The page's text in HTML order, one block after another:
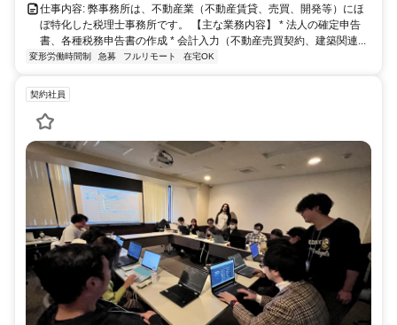
仕事内容: 弊事務所は、不動産業（不動産賃貸、売買、開発等）にほ
ぼ特化した税理士事務所です。 【主な業務内容】 * 法人の確定申告
書、各種税務申告書の作成 * 会計入力（不動産売買契約、建築関連...
変形労働時間制 急募 フルリモート 在宅OK
契約社員